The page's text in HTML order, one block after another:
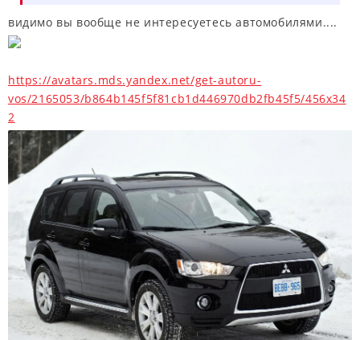
видимо вы вообще не интересуетесь автомобилями....
https://avatars.mds.yandex.net/get-autoru-
vos/2165053/b864b145f5f81cb1d446970db2fb45f5/456x34
2